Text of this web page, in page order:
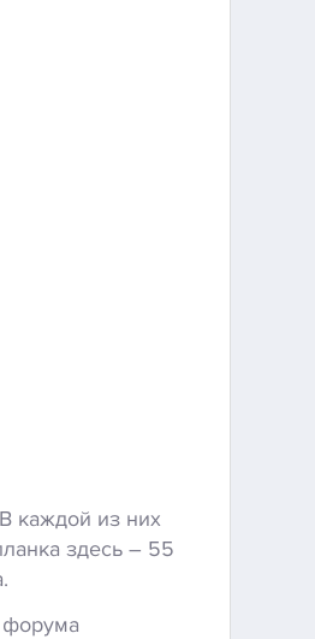
каждой из них
здесь – 55
форума